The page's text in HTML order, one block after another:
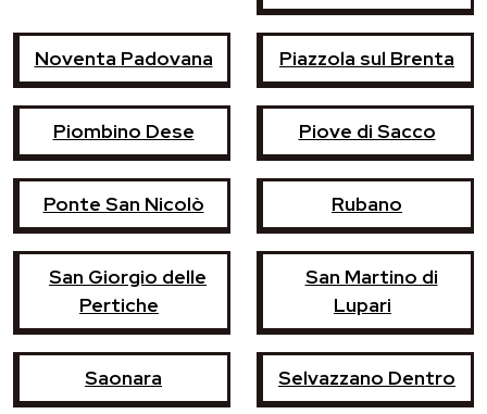
Noventa Padovana Piazzola sul Brenta
Piombino Dese Piove di Sacco
Ponte San Nicolò Rubano
San Giorgio delle
Pertiche
San Martino di
Lupari
Saonara Selvazzano Dentro